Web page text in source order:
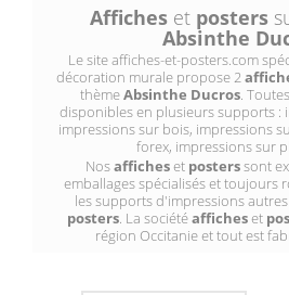
Affiches et posters
Absinthe
Le site affiches-et-posters.com
décoration murale propose 2
thèmeAbsinthe Ducros.
disponibles en plusieurs supports :
impressions sur bois, impressions
forex, impressions sur
Nosafficheset posterssont
emballages spécialisés et toujours
les supports d'impressions
posters. La sociétéafficheset
région Occitanie et tout est